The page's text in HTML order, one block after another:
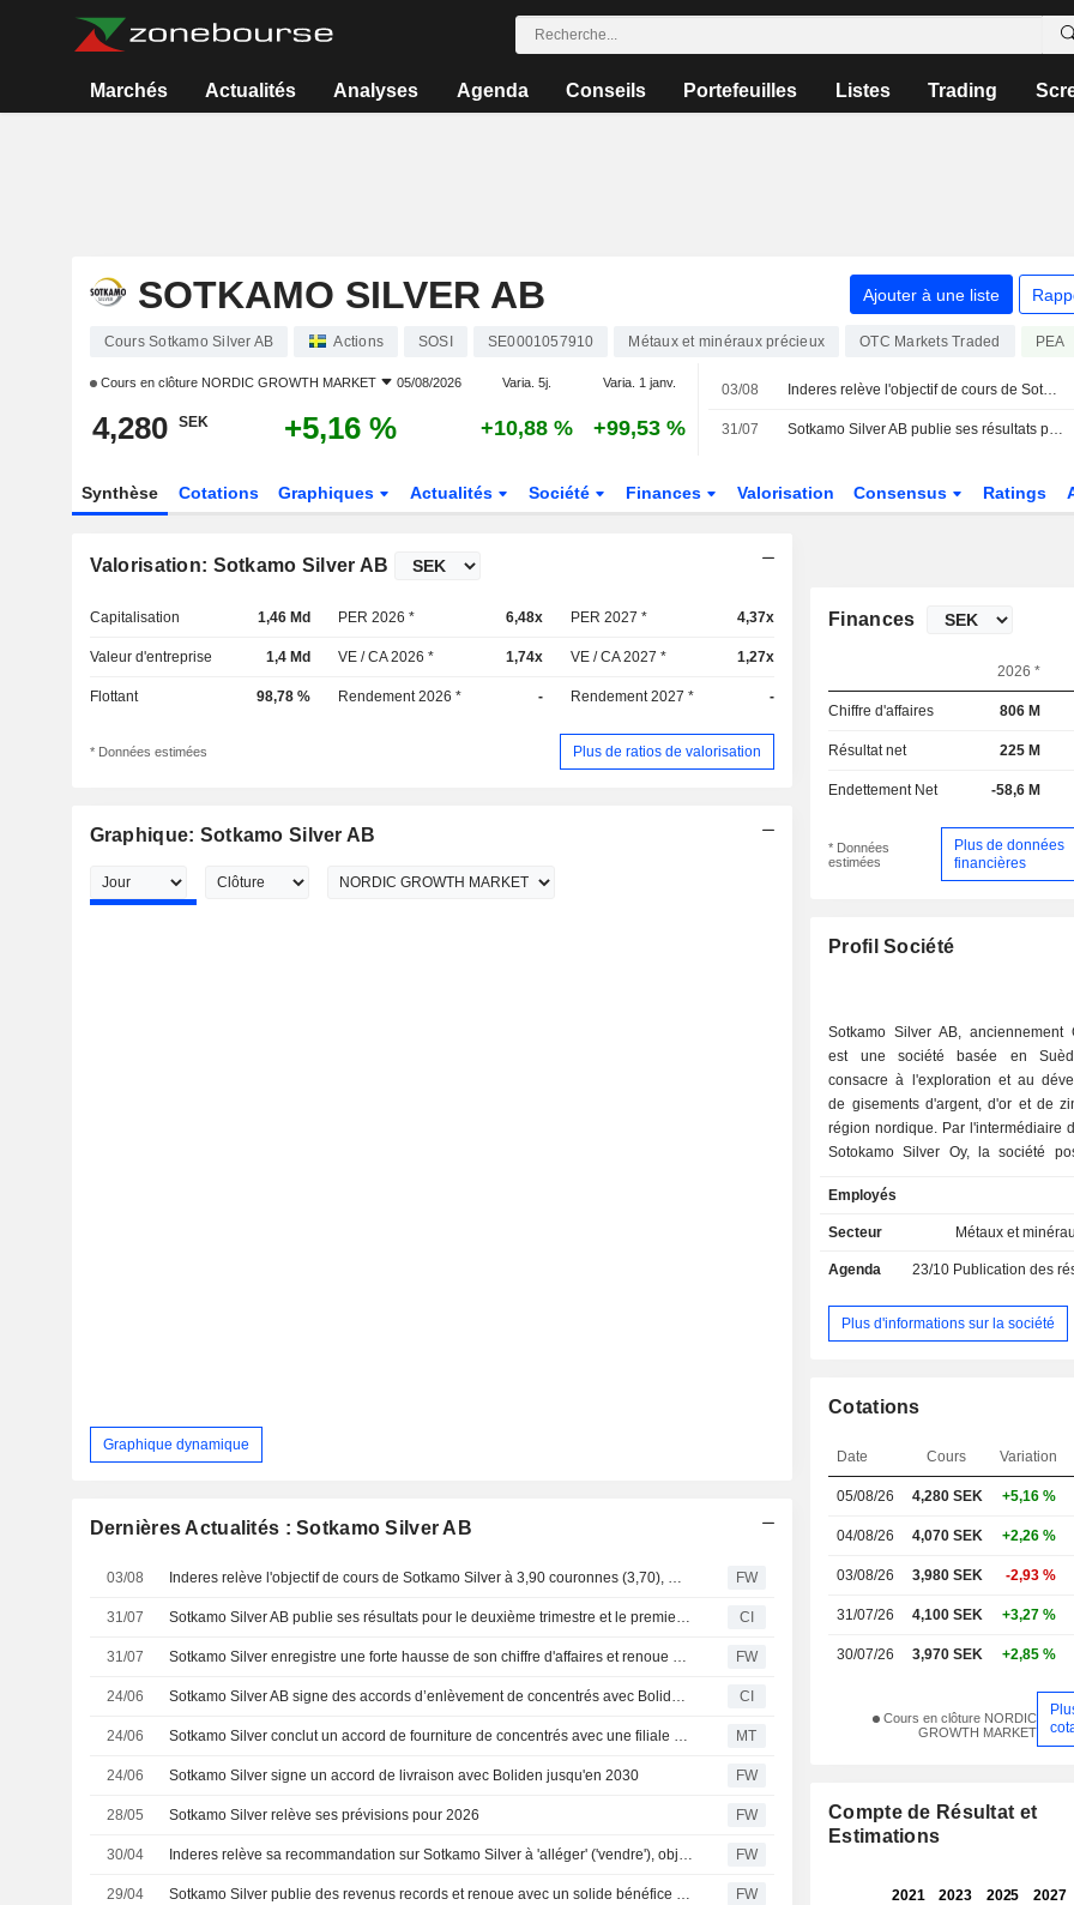
Marchés Actualités Analyses Agenda Conseils Portefeuilles Listes Trading
SOTKAMO SILVER AB Ajouter à une liste
Cours Sotkamo Silver AB Actions SOSI SE0001057910 Métaux et minéraux précieux OTC Markets Traded PEA
Cours en clôture NORDIC GROWTH MARKET 05/08/2026 Varia. 5j. Varia. 1 janv.
4,280 SEK +5,16 % +10,88 % +99,53 %
03/08 Inderes relève l'objectif de cours de Sotkamo Silver à 3,90 couronnes (3,70), maintient sa recommandation à " alléger »
31/07 Sotkamo Silver AB publie ses résultats pour le deuxième trimestre et le premier semestre clos le 30 juin 2026
Synthèse Cotations Graphiques Actualités Société Finances Valorisation Consensus Ratings
Valorisation: Sotkamo Silver AB
Capitalisation 1,46 Md PER 2026 * 6,48x PER 2027 * 4,37x
Valeur d'entreprise 1,4 Md VE / CA 2026 * 1,74x VE / CA 2027 * 1,27x
Flottant 98,78 % Rendement 2026 * - Rendement 2027 * -
* Données estimées Plus de ratios de valorisation
Graphique: Sotkamo Silver AB
Graphique dynamique
Dernières Actualités : Sotkamo Silver AB
03/08 Inderes relève l'objectif de cours de Sotkamo Silver à 3,90 couronnes (3,70), maintient sa recommandation à " alléger » FW
31/07 Sotkamo Silver AB publie ses résultats pour le deuxième trimestre et le premier semestre clos le 30 juin 2026 CI
31/07 Sotkamo Silver enregistre une forte hausse de son chiffre d'affaires et renoue avec les bénéfices FW
24/06 Sotkamo Silver AB signe des accords d’enlèvement de concentrés avec Boliden Commercial AB CI
24/06 Sotkamo Silver conclut un accord de fourniture de concentrés avec une filiale de Boliden MT
24/06 Sotkamo Silver signe un accord de livraison avec Boliden jusqu'en 2030 FW
28/05 Sotkamo Silver relève ses prévisions pour 2026 FW
30/04 Inderes relève sa recommandation sur Sotkamo Silver à 'alléger' ('vendre'), objectif de cours porté à 3,70 couronnes (3,10) FW
29/04 Sotkamo Silver publie des revenus records et renoue avec un solide bénéfice d'exploitation FW
Finances
2026 *
Chiffre d'affaires 806 M
Résultat net 225 M
Endettement Net -58,6 M
* Données
estimées
Plus de données
financières
Profil Société
Sotkamo Silver AB, anciennement
est une société basée en
consacre à l'exploration et au
de gisements d'argent, d'or et de
région nordique. Par l'intermédiaire
Sotokamo Silver Oy, la société
l'or en Finlande. Le principal projet
est la mine d'argent de Taivaljarvi.
la mine d'or Harnas en Suède. Au 31
exclusive. En novembre 2013, la
acquis des droits miniers et
Employés
Secteur Métaux et
Agenda 23/10 Publication des résultats
Plus d'informations sur la société
Cotations
Date Cours Variation
05/08/26 4,280 SEK +5,16 %
04/08/26 4,070 SEK +2,26 %
03/08/26 3,980 SEK -2,93 %
31/07/26 4,100 SEK +3,27 %
30/07/26 3,970 SEK +2,85 %
Cours en clôture NORDIC
GROWTH MARKET
Compte de Résultat et
Estimations